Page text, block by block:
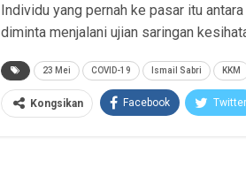
Individu yang pernah ke pasar itu
diminta menjalani ujian saringan
23 Mei COVID-19 Ismail Sabri KKM
Kongsikan Facebook Twitter